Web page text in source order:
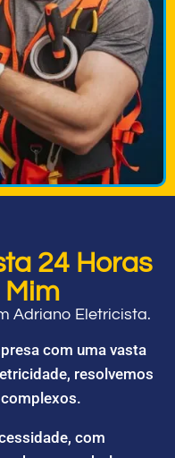
24 Horas
Mim
Adriano Eletricista.
com uma vasta
resolvemos
com